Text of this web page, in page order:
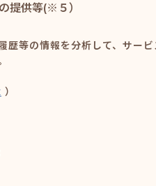
提供等(※５）
等の情報を分析して、サービ
）